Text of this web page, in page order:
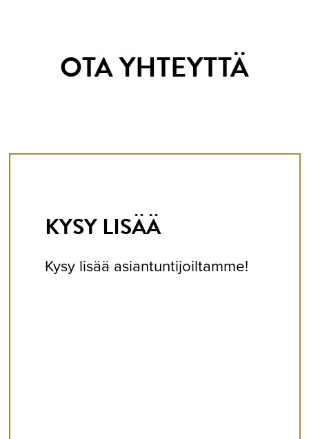
OTA YHTEYTTÄ
KYSY LISÄÄ
Kysy lisää asiantuntijoiltamme!